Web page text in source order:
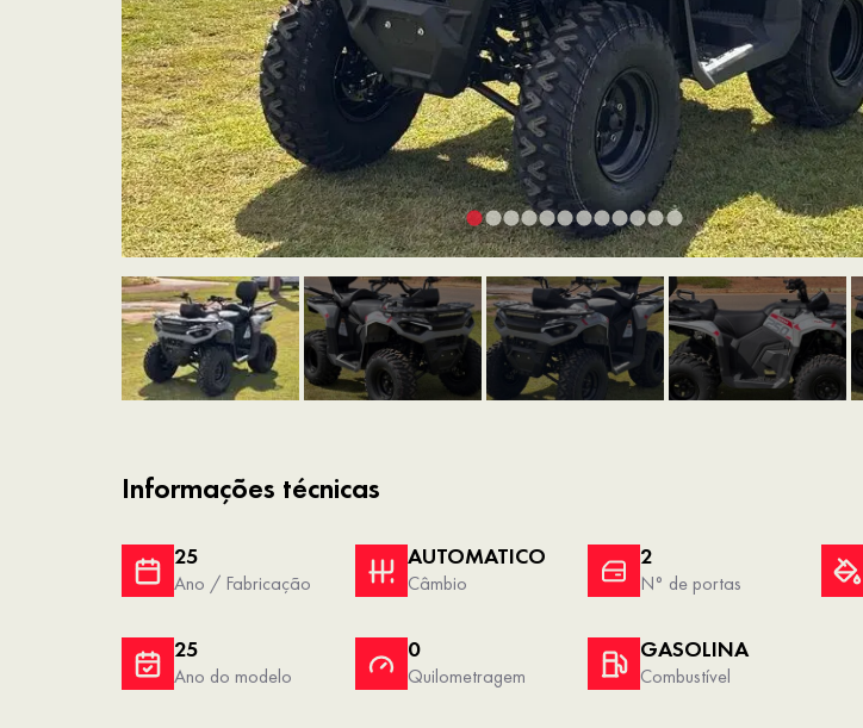
Informações técnicas
25
Ano / Fabricação
AUTOMATICO
Câmbio
2
N° de portas
25
Ano do modelo
0
Quilometragem
GASOLINA
Combustível